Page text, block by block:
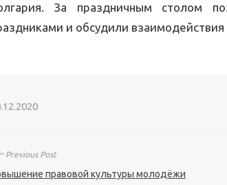
За праздничным столом
и обсудили взаимодействия
Previous Post
правовой культуры молодёжи